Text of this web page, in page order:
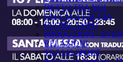
DETTO TRA NOI
FACCIA A FACCIA
FUORICAMPO
PRODUZIONI -
RELAZIONI
TG7 LIS SPORT